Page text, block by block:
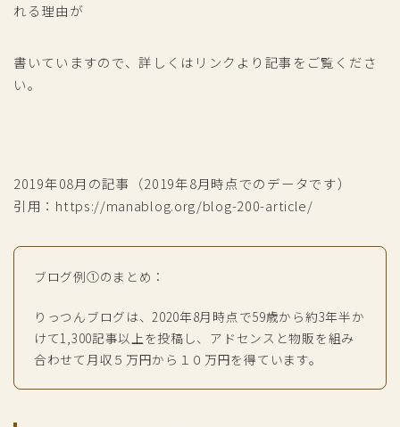
れる理由が
書いていますので、詳しくはリンクより記事をご覧くださ
い。
2019年08月の記事（2019年8月時点でのデータです）
引用：https://manablog.org/blog-200-article/
ブログ例①のまとめ：
りっつんブログは、2020年8月時点で59歳から約3年半か
けて1,300記事以上を投稿し、アドセンスと物販を組み
合わせて月収５万円から１０万円を得ています。